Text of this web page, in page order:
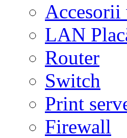
Accesorii
LAN
Router
Switch
Print
Firewall